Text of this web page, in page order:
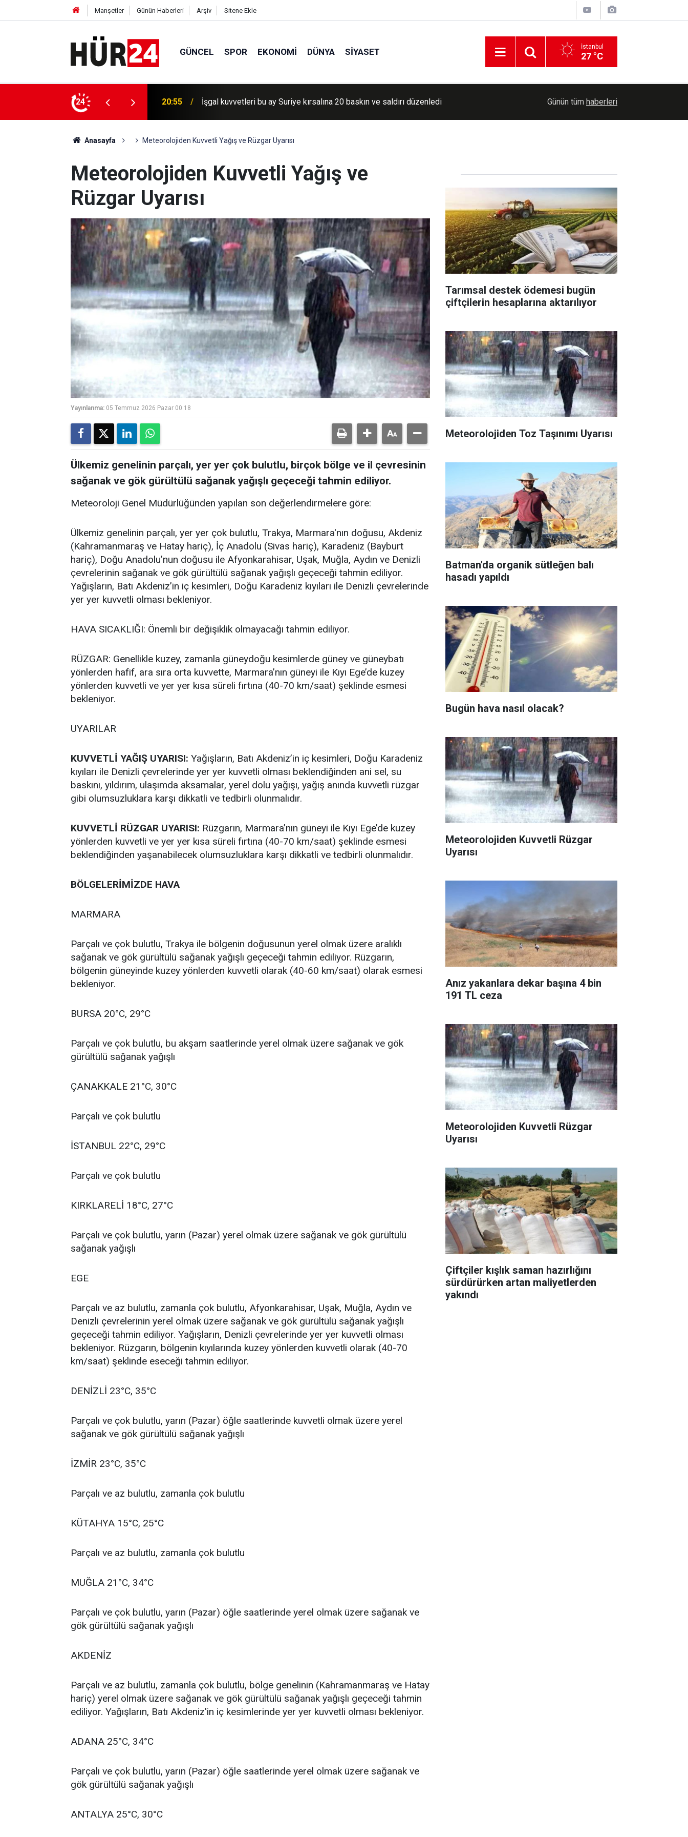
Manşetler Günün Haberleri Arşiv Sitene Ekle
GÜNCEL SPOR EKONOMI DÜNYA SIYASET İstanbul
27 °C
24 20:30 İşgal kuvvetleri Lübnan'da saldırılarını sürdürdü Tarımsal destek ödemesi bugün çiftçilerin
Günün tüm haberleri
Anasayfa Meteorolojiden Kuvvetli Yağış ve Rüzgar Uyarısı
Meteorolojiden Kuvvetli Yağış ve
Rüzgar Uyarısı
Yayınlanma: 05 Temmuz 2026 Pazar 00:18
Ülkemiz genelinin parçalı, yer yer çok bulutlu, birçok bölge ve il çevresinin
sağanak ve gök gürültülü sağanak yağışlı geçeceği tahmin ediliyor.
Meteoroloji Genel Müdürlüğünden yapılan son değerlendirmelere göre:
Ülkemiz genelinin parçalı, yer yer çok bulutlu, Trakya, Marmara'nın doğusu, Akdeniz
(Kahramanmaraş ve Hatay hariç), İç Anadolu (Sivas hariç), Karadeniz (Bayburt
hariç), Doğu Anadolu’nun doğusu ile Afyonkarahisar, Uşak, Muğla, Aydın ve Denizli
çevrelerinin sağanak ve gök gürültülü sağanak yağışlı geçeceği tahmin ediliyor.
Yağışların, Batı Akdeniz’in iç kesimleri, Doğu Karadeniz kıyıları ile Denizli çevrelerinde
yer yer kuvvetli olması bekleniyor.
HAVA SICAKLIĞI: Önemli bir değişiklik olmayacağı tahmin ediliyor.
RÜZGAR: Genellikle kuzey, zamanla güneydoğu kesimlerde güney ve güneybatı
yönlerden hafif, ara sıra orta kuvvette, Marmara’nın güneyi ile Kıyı Ege’de kuzey
yönlerden kuvvetli ve yer yer kısa süreli fırtına (40-70 km/saat) şeklinde esmesi
bekleniyor.
UYARILAR
KUVVETLİ YAĞIŞ UYARISI: Yağışların, Batı Akdeniz’in iç kesimleri, Doğu Karadeniz
kıyıları ile Denizli çevrelerinde yer yer kuvvetli olması beklendiğinden ani sel, su
baskını, yıldırım, ulaşımda aksamalar, yerel dolu yağışı, yağış anında kuvvetli rüzgar
gibi olumsuzluklara karşı dikkatli ve tedbirli olunmalıdır.
KUVVETLİ RÜZGAR UYARISI: Rüzgarın, Marmara’nın güneyi ile Kıyı Ege’de kuzey
yönlerden kuvvetli ve yer yer kısa süreli fırtına (40-70 km/saat) şeklinde esmesi
beklendiğinden yaşanabilecek olumsuzluklara karşı dikkatli ve tedbirli olunmalıdır.
BÖLGELERİMİZDE HAVA
MARMARA
Parçalı ve çok bulutlu, Trakya ile bölgenin doğusunun yerel olmak üzere aralıklı
sağanak ve gök gürültülü sağanak yağışlı geçeceği tahmin ediliyor. Rüzgarın,
bölgenin güneyinde kuzey yönlerden kuvvetli olarak (40-60 km/saat) olarak esmesi
bekleniyor.
BURSA 20°C, 29°C
Parçalı ve çok bulutlu, bu akşam saatlerinde yerel olmak üzere sağanak ve gök
gürültülü sağanak yağışlı
ÇANAKKALE 21°C, 30°C
Parçalı ve çok bulutlu
İSTANBUL 22°C, 29°C
Parçalı ve çok bulutlu
KIRKLARELİ 18°C, 27°C
Parçalı ve çok bulutlu, yarın (Pazar) yerel olmak üzere sağanak ve gök gürültülü
sağanak yağışlı
EGE
Parçalı ve az bulutlu, zamanla çok bulutlu, Afyonkarahisar, Uşak, Muğla, Aydın ve
Denizli çevrelerinin yerel olmak üzere sağanak ve gök gürültülü sağanak yağışlı
geçeceği tahmin ediliyor. Yağışların, Denizli çevrelerinde yer yer kuvvetli olması
bekleniyor. Rüzgarın, bölgenin kıyılarında kuzey yönlerden kuvvetli olarak (40-70
km/saat) şeklinde eseceği tahmin ediliyor.
DENİZLİ 23°C, 35°C
Parçalı ve çok bulutlu, yarın (Pazar) öğle saatlerinde kuvvetli olmak üzere yerel
sağanak ve gök gürültülü sağanak yağışlı
İZMİR 23°C, 35°C
Parçalı ve az bulutlu, zamanla çok bulutlu
KÜTAHYA 15°C, 25°C
Parçalı ve az bulutlu, zamanla çok bulutlu
MUĞLA 21°C, 34°C
Parçalı ve çok bulutlu, yarın (Pazar) öğle saatlerinde yerel olmak üzere sağanak ve
gök gürültülü sağanak yağışlı
AKDENİZ
Parçalı ve az bulutlu, zamanla çok bulutlu, bölge genelinin (Kahramanmaraş ve Hatay
hariç) yerel olmak üzere sağanak ve gök gürültülü sağanak yağışlı geçeceği tahmin
ediliyor. Yağışların, Batı Akdeniz'in iç kesimlerinde yer yer kuvvetli olması bekleniyor.
ADANA 25°C, 34°C
Parçalı ve çok bulutlu, yarın (Pazar) öğle saatlerinde yerel olmak üzere sağanak ve
gök gürültülü sağanak yağışlı
ANTALYA 25°C, 30°C
Tarımsal destek ödemesi bugün
çiftçilerin hesaplarına aktarılıyor
Meteorolojiden Toz Taşınımı Uyarısı
Batman'da organik sütleğen balı
hasadı yapıldı
Bugün hava nasıl olacak?
Meteorolojiden Kuvvetli Rüzgar
Uyarısı
Anız yakanlara dekar başına 4 bin
191 TL ceza
Meteorolojiden Kuvvetli Rüzgar
Uyarısı
Çiftçiler kışlık saman hazırlığını
sürdürürken artan maliyetlerden
yakındı